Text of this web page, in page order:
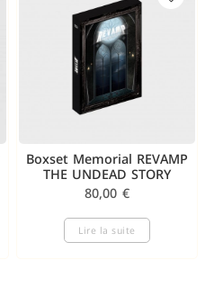
Boxset Memorial REVAMP
THE UNDEAD STORY
80,00 €
Lire la suite